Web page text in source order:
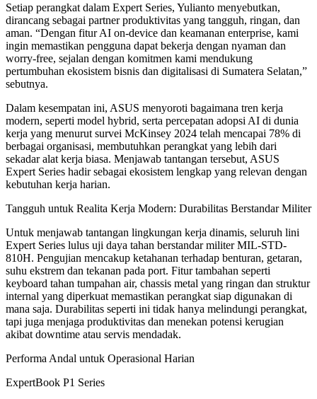
Setiap perangkat dalam Expert Series, Yulianto menyebutkan,
dirancang sebagai partner produktivitas yang tangguh, ringan, dan
aman. “Dengan fitur AI on-device dan keamanan enterprise, kami
ingin memastikan pengguna dapat bekerja dengan nyaman dan
worry-free, sejalan dengan komitmen kami mendukung
pertumbuhan ekosistem bisnis dan digitalisasi di Sumatera Selatan,”
sebutnya.
Dalam kesempatan ini, ASUS menyoroti bagaimana tren kerja
modern, seperti model hybrid, serta percepatan adopsi AI di dunia
kerja yang menurut survei McKinsey 2024 telah mencapai 78% di
berbagai organisasi, membutuhkan perangkat yang lebih dari
sekadar alat kerja biasa. Menjawab tantangan tersebut, ASUS
Expert Series hadir sebagai ekosistem lengkap yang relevan dengan
kebutuhan kerja harian.
Tangguh untuk Realita Kerja Modern: Durabilitas Berstandar Militer
Untuk menjawab tantangan lingkungan kerja dinamis, seluruh lini
Expert Series lulus uji daya tahan berstandar militer MIL-STD-
810H. Pengujian mencakup ketahanan terhadap benturan, getaran,
suhu ekstrem dan tekanan pada port. Fitur tambahan seperti
keyboard tahan tumpahan air, chassis metal yang ringan dan struktur
internal yang diperkuat memastikan perangkat siap digunakan di
mana saja. Durabilitas seperti ini tidak hanya melindungi perangkat,
tapi juga menjaga produktivitas dan menekan potensi kerugian
akibat downtime atau servis mendadak.
Performa Andal untuk Operasional Harian
ExpertBook P1 Series